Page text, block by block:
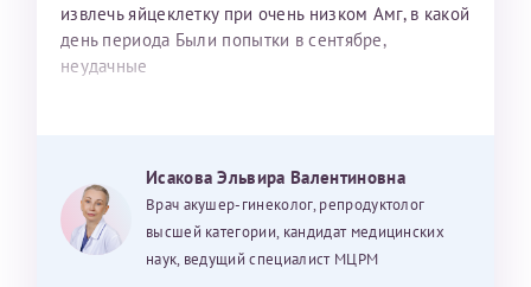
извлечь яйцеклетку при очень низком Амг, в какой
день периода Были попытки в сентябре,
неудачные
Исакова Эльвира Валентиновна
Врач акушер-гинеколог, репродуктолог
высшей категории, кандидат медицинских
наук, ведущий специалист МЦРМ